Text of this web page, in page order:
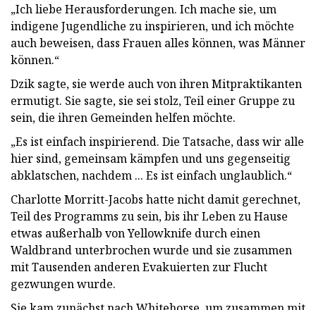
„Ich liebe Herausforderungen. Ich mache sie, um
indigene Jugendliche zu inspirieren, und ich möchte
auch beweisen, dass Frauen alles können, was Männer
können.“
Dzik sagte, sie werde auch von ihren Mitpraktikanten
ermutigt. Sie sagte, sie sei stolz, Teil einer Gruppe zu
sein, die ihren Gemeinden helfen möchte.
„Es ist einfach inspirierend. Die Tatsache, dass wir alle
hier sind, gemeinsam kämpfen und uns gegenseitig
abklatschen, nachdem ... Es ist einfach unglaublich.“
Charlotte Morritt-Jacobs hatte nicht damit gerechnet,
Teil des Programms zu sein, bis ihr Leben zu Hause
etwas außerhalb von Yellowknife durch einen
Waldbrand unterbrochen wurde und sie zusammen
mit Tausenden anderen Evakuierten zur Flucht
gezwungen wurde.